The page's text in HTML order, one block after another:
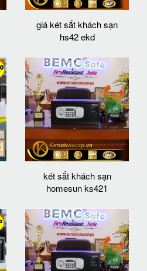
giá két sắt khách sạn
hs42 ekd
két sắt khách sạn
homesun ks421